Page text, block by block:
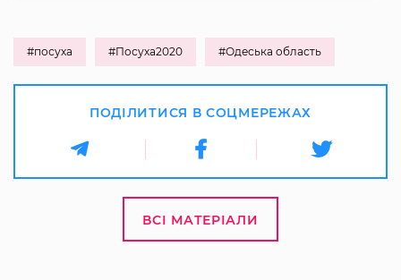
#посуха #Посуха2020 #Одеська область
ПОДІЛИТИСЯ В СОЦМЕРЕЖАХ
ВСІ МАТЕРІАЛИ